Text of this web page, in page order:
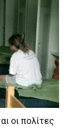
οι πολίτες